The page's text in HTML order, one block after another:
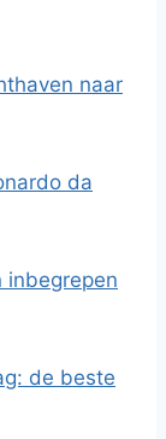
naar
da
inbegrepen
de beste